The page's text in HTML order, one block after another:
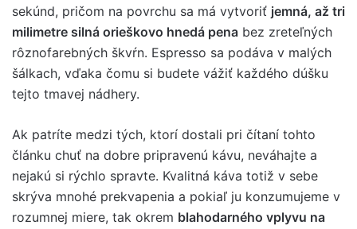
sekúnd, pričom na povrchu sa má vytvoriť jemná, až tri
milimetre silná orieškovo hnedá pena bez zreteľných
rôznofarebných škvŕn. Espresso sa podáva v malých
šálkach, vďaka čomu si budete vážiť každého dúšku
tejto tmavej nádhery.
Ak patríte medzi tých, ktorí dostali pri čítaní tohto
článku chuť na dobre pripravenú kávu, neváhajte a
nejakú si rýchlo spravte. Kvalitná káva totiž v sebe
skrýva mnohé prekvapenia a pokiaľ ju konzumujeme v
rozumnej miere, tak okrem blahodarného vplyvu na